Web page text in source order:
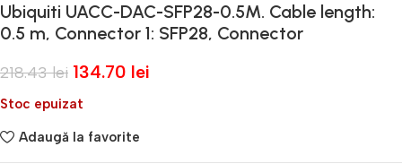
Ubiquiti UACC-DAC-SFP28-0.5M. Cable length:
0.5 m, Connector 1: SFP28, Connector
218.43lei 134.70 lei
Stoc epuizat
Adaugă la favorite